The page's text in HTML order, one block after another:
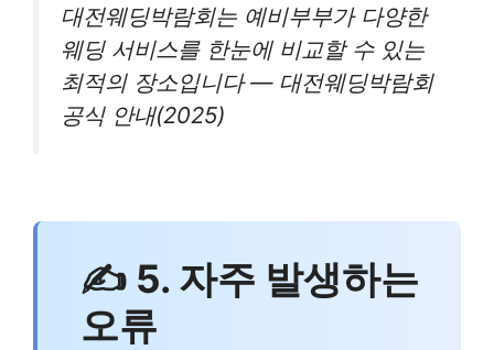
대전웨딩박람회는 예비부부가 다양한
웨딩 서비스를 한눈에 비교할 수 있는
최적의 장소입니다 — 대전웨딩박람회
공식 안내(2025)
✍ 5. 자주 발생하는
오류